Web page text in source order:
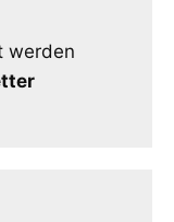
werden